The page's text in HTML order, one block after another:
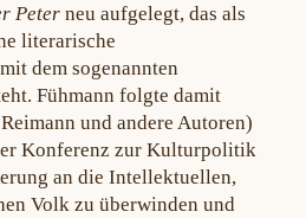
Peter neu aufgelegt, das als
literarische
dem sogenannten
Fühmann folgte damit
und andere Autoren)
Konferenz zur Kulturpolitik
an die Intellektuellen,
Volk zu überwinden und